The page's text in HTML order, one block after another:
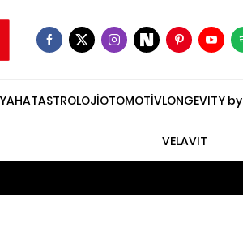
ASTROLOJİOTOMOTİVLONGEVITY by
VELAVIT